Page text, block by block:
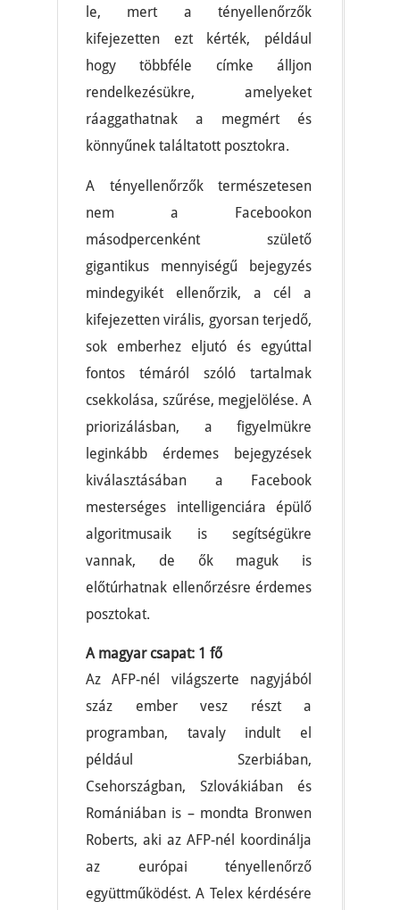
le, mert a tényellenőrzők
kifejezetten ezt kérték, például
hogy többféle címke álljon
rendelkezésükre, amelyeket
ráaggathatnak a megmért és
könnyűnek találtatott posztokra.
A tényellenőrzők természetesen
nem a Facebookon
másodpercenként születő
gigantikus mennyiségű bejegyzés
mindegyikét ellenőrzik, a cél a
kifejezetten virális, gyorsan terjedő,
sok emberhez eljutó és egyúttal
fontos témáról szóló tartalmak
csekkolása, szűrése, megjelölése. A
priorizálásban, a figyelmükre
leginkább érdemes bejegyzések
kiválasztásában a Facebook
mesterséges intelligenciára épülő
algoritmusaik is segítségükre
vannak, de ők maguk is
előtúrhatnak ellenőrzésre érdemes
posztokat.
A magyar csapat: 1 fő
Az AFP-nél világszerte nagyjából
száz ember vesz részt a
programban, tavaly indult el
például Szerbiában,
Csehországban, Szlovákiában és
Romániában is – mondta Bronwen
Roberts, aki az AFP-nél koordinálja
az európai tényellenőrző
együttműködést. A Telex kérdésére